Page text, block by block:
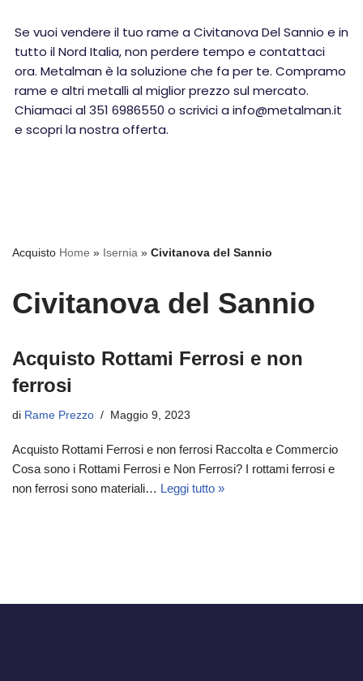
Se vuoi vendere il tuo rame a Civitanova Del Sannio e in
tutto il Nord Italia, non perdere tempo e contattaci
ora. Metalman è la soluzione che fa per te. Compramo
rame e altri metalli al miglior prezzo sul mercato.
Chiamaci al 351 6986550 o scrivici a info@metalman.it
e scopri la nostra offerta.
Acquisto Home » Isernia » Civitanova del Sannio
Civitanova del Sannio
Acquisto Rottami Ferrosi e non
ferrosi
di Rame Prezzo Maggio 9, 2023
Acquisto Rottami Ferrosi e non ferrosi Raccolta e Commercio
Cosa sono i Rottami Ferrosi e Non Ferrosi? I rottami ferrosi e
non ferrosi sono materiali… Leggi tutto »